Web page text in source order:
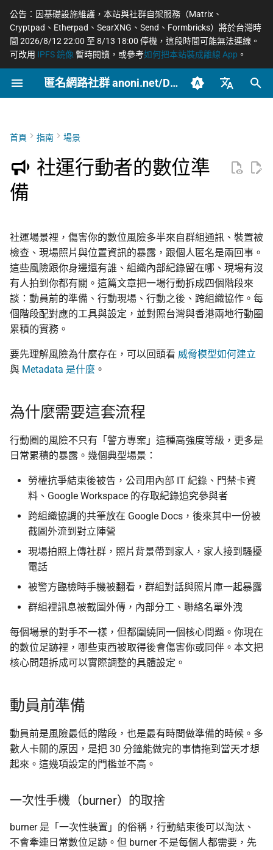
公告：因基礎設施維護，本站與社群自架服務（Matrix、
Cryptpad、Etherpad、SearXNG、Send、Formbricks）將於台灣時
間 2026/8/12 22:00 至 8/13 18:00 停機，這段時間可能無法連線。
可改用 IPFS 鏡像 暫時閱讀，或參考如何把本站裝成離線 App 。
匿名網路社群 anoni.net/Docs
English (en-US)
正
初
尋
引
網路自由為什麼重要
威脅模型如何建立
Metadata 是什麼，為什麼
重要
社群平台怎麼收集你的資
料
監控現在做得到什麼
怎麼維持多個網路身分
為什麼匿名支付重要
什麼是匿名網路？
Tor Browser 進階設定
Tor Snowflake
OnionShare
VPN 的風險與選擇
加密 DNS 怎麼選、怎麼確
認真的生效
什麼是 Tails
Tails、Whonix、Qubes 的
差別
OONI Run v2 操作說明
什麼是 CryptPad
匿名通訊工具比較
密碼管理器入門
的英文密語字典
用 AI 工作時怎麼避免資料
外洩
為什麼需要這套流程
一次性手機（burner）的取
捨
通訊群組的設計與隔離
密碼管理器與帳號清單
個人帳號的隱私審計
行動現場
出門前的裝置鎖定設定
現場拍照與錄影
線 mesh）
緊急聯絡人與失聯流程
刪除「證據」前的合規考量
媒體曝光時的身分管理
取得法律支援的管道
跨組織協作
共筆與檔案交換工具
台灣的脈絡
法規線
在地實務
求助管道
香港的脈絡
端對端加密如何運作
去中心化網站發布
零知識身分驗證與支付
常被誤認為匿名的網路
網路政變 - InterSecLab 摘要
方法論
Geedge 的運營與客戶
封鎖網路隱私與規避工
結論、反思與未來步驟
反擊作為服務的數位威
主義
摘要與主要發現
EtherFabric 與 ADLINK
角色和回應
附錄（凌華科技與經濟
完整聲明）
編輯觀察：台灣的後續
應
OONI 網站檢測清單
Tor Relays 觀測點
台灣個資法 2025 修法
揭弊者保護法的技術觀察
軟體更新日誌 Tor 更新日誌
OONI 更新日誌
2026
文章類型
OONI
Tor
技術
文章
更新
活動
社群
隱私
開始參與 如何參與與認領主題
BECOME_ANONI
治理章程
社群自架服務
為什麼我們用「正體中
如何搭建 Tor
橋接
校園 Tor Relay 提案範本
校園 Tor Relay 架設
校園 Tor Relay：給校
ASN 觀測資料擷取與分
OONI 怎麼判定一個網
封鎖
OONI 測項速查表
幫忙 pin 文件站的 IPFS
品牌素材
推動主題
2026 年度路線圖
題
COSCUP 2026 公開徵稿
匿名網路工作坊 2025/08
籌備頁面
籌備：匿名網路工作坊
2025/08
持續關注
首頁 指南 場景
社運行動者的數位準
備
社運場景裡，傷害你的數位風險多半來自群組通訊、裝置被
檢查、現場照片與位置資訊的暴露，跟個人匿名是兩回事。
這些風險跟你身邊還有誰、組織內部紀錄留在哪、現場有沒
有人拍到你都有關。這篇文章把一場行動拆成四個階段來
談：動員前的準備、行動現場、行動之後、跨組織協作。每
個階段配對應的工具與設定，並對照台灣與香港兩地行動圈
累積的實務。
要先理解風險為什麼存在，可以回頭看 威脅模型如何建立
與 Metadata 是什麼 。
為什麼需要這套流程
行動圈的風險不只有「警方專案」這種高強度等級，更多是
日常累積的暴露。幾個典型場景：
勞權抗爭結束後被告，公司用內部 IT 紀錄、門禁卡資
料、Google Workspace 的存取紀錄追究參與者
跨組織協調的共筆放在 Google Docs，後來其中一份被
截圖外流到對立陣營
現場拍照上傳社群，照片背景帶到家人，家人接到騷擾
電話
被警方臨檢時手機被翻看，群組對話與照片庫一起暴露
群組裡訊息被截圖外傳，內部分工、聯絡名單外洩
每個場景的對手不一樣，但都圍繞同一個核心問題。你現在
的數位足跡裡，哪些東西被取得後會傷害你或同伴。本文把
核心問題拆成可以實際調整的具體設定。
動員前準備
動員前是風險最低的階段，也是最有時間做準備的時候。多
數人卡關的原因，是把 30 分鐘能做完的事情拖到當天才想
起來。這幾項設定的門檻並不高。
一次性手機（burner）的取捨
burner 是「一次性裝置」的俗稱，行動結束後可以淘汰、
不會牽連日常數位足跡。但 burner 不是每個人都需要，先